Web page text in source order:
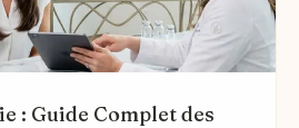
: Guide Complet des